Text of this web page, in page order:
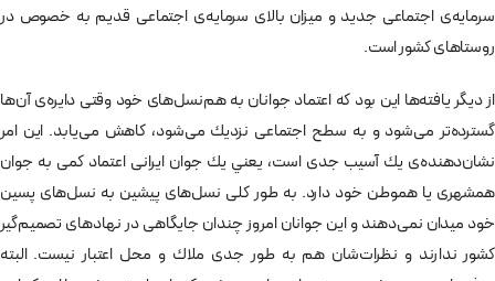
سرمايه‌ی اجتماعی جديد و ميزان بالای سرمايه‌ی اجتماعی قديم به خصوص در
روستاهای كشور است.
از ديگر يافته‌ها اين بود كه اعتماد جوانان به هم‌نسل‌های خود وقتی دايره‌ی آن‌ها
گسترده‌تر می‌شود و به سطح اجتماعی نزديك می‌شود، كاهش می‌يابد. اين امر
نشان‌دهنده‌ی يك آسيب جدی است، يعني يك جوان ايرانی اعتماد كمی به جوان
همشهری يا هموطن خود دارد. به طور كلی نسل‌های پيشين به نسل‌های پسين
خود ميدان نمی‌دهند و اين جوانان امروز چندان جايگاهی در نهادهای تصميم‌گير
كشور ندارند و نظرات‌شان هم به طور جدی ملاك و محل اعتبار نيست. البته